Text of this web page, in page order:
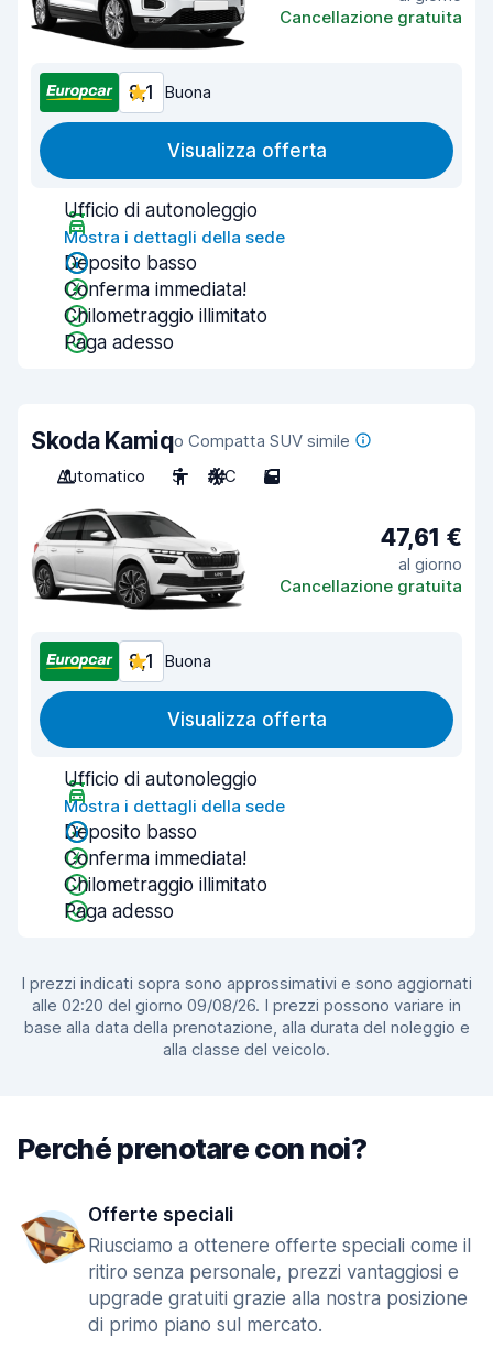
Cancellazione gratuita
8,1 Buona
Visualizza offerta
Ufficio di autonoleggio
Mostra i dettagli della sede
Deposito basso
Conferma immediata!
Chilometraggio illimitato
Paga adesso
Skoda Kamiqo Compatta SUV simile
Automatico
5 A/C 5
47,61 €
al giorno
Cancellazione gratuita
8,1 Buona
Visualizza offerta
Ufficio di autonoleggio
Mostra i dettagli della sede
Deposito basso
Conferma immediata!
Chilometraggio illimitato
Paga adesso
I prezzi indicati sopra sono approssimativi e sono aggiornati
alle 02:20 del giorno 09/08/26. I prezzi possono variare in
base alla data della prenotazione, alla durata del noleggio e
alla classe del veicolo.
Perché prenotare con noi?
Offerte speciali
Riusciamo a ottenere offerte speciali come il
ritiro senza personale, prezzi vantaggiosi e
upgrade gratuiti grazie alla nostra posizione
di primo piano sul mercato.